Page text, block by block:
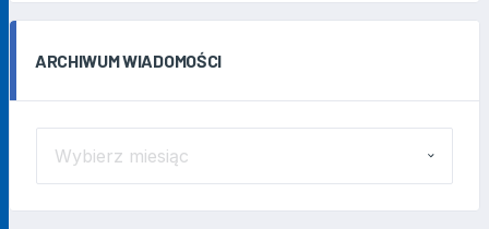
ARCHIWUM WIADOMOŚCI
WIADOMOŚCI